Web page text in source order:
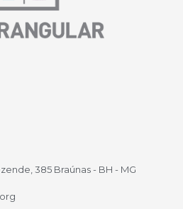
385 Braúnas - BH - MG